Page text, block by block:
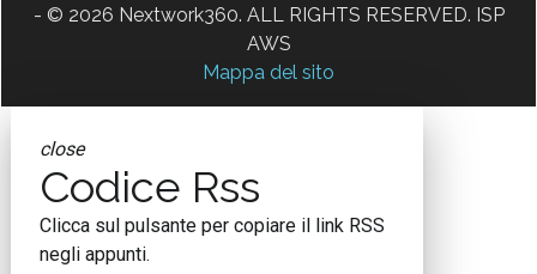
- © 2026 Nextwork360. ALL RIGHTS RESERVED. ISP
AWS
Mappa del sito
close
Codice Rss
Clicca sul pulsante per copiare il link RSS
negli appunti.